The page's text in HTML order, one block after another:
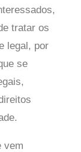
tratar os
legal, por
se
vem